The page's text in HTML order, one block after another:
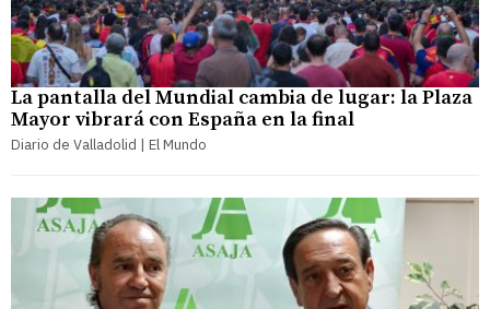
La pantalla del Mundial cambia de lugar: la Plaza
Mayor vibrará con España en la final
Diario de Valladolid | El Mundo